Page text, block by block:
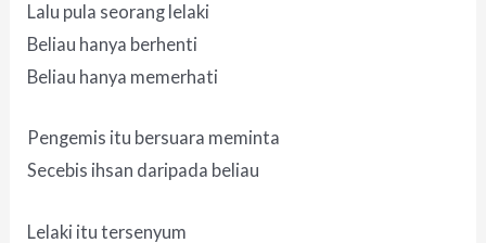
Lalu pula seorang lelaki
Beliau hanya berhenti
Beliau hanya memerhati
Pengemis itu bersuara meminta
Secebis ihsan daripada beliau
Lelaki itu tersenyum